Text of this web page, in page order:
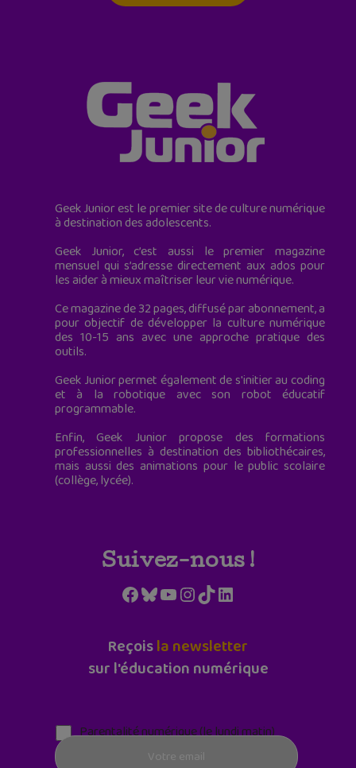
Geek Junior est le premier site de culture numérique
à destination des adolescents.
Geek Junior, c’est aussi le premier magazine
mensuel qui s’adresse directement aux ados pour
les aider à mieux maîtriser leur vie numérique.
Ce magazine de 32 pages, diffusé par abonnement, a
pour objectif de développer la culture numérique
des 10-15 ans avec une approche pratique des
outils.
Geek Junior permet également de s'initier au coding
et à la robotique avec son robot éducatif
programmable.
Enfin, Geek Junior propose des formations
professionnelles à destination des bibliothécaires,
mais aussi des animations pour le public scolaire
(collège, lycée).
Suivez-nous !
Facebook
Bluesky
YouTube
Instagram
TikTokLinkedIn
Reçoisla newsletter
sur l'éducation numérique
Parentalité numérique (le lundi matin)